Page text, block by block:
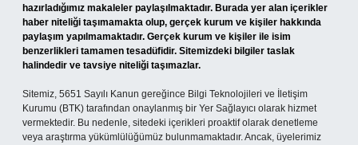
hazırladığımız makaleler paylaşılmaktadır. Burada yer alan içerikler
haber niteliği taşımamakta olup, gerçek kurum ve kişiler hakkında
paylaşım yapılmamaktadır. Gerçek kurum ve kişiler ile isim
benzerlikleri tamamen tesadüfidir. Sitemizdeki bilgiler taslak
halindedir ve tavsiye niteliği taşımazlar.
Sitemiz, 5651 Sayılı Kanun gereğince Bilgi Teknolojileri ve İletişim
Kurumu (BTK) tarafından onaylanmış bir Yer Sağlayıcı olarak hizmet
vermektedir. Bu nedenle, sitedeki içerikleri proaktif olarak denetleme
veya araştırma yükümlülüğümüz bulunmamaktadır. Ancak, üyelerimiz